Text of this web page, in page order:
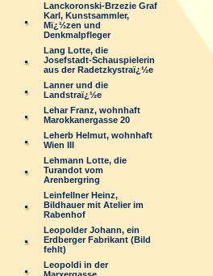
Lanckoronski-Brzezie Graf
Karl, Kunstsammler,
Mï¿½zen und
Denkmalpfleger
Lang Lotte, die
Josefstadt-Schauspielerin
aus der Radetzkystraï¿½e
Lanner und die
Landstraï¿½e
Lehar Franz, wohnhaft
Marokkanergasse 20
Leherb Helmut, wohnhaft
Wien III
Lehmann Lotte, die
Turandot vom
Arenbergring
Leinfellner Heinz,
Bildhauer mit Atelier im
Rabenhof
Leopolder Johann, ein
Erdberger Fabrikant (Bild
fehlt)
Leopoldi in der